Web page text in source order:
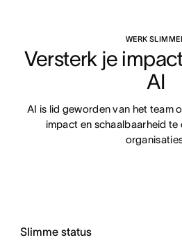
WERK
Versterk je
AI
AI is lid geworden van het team
impact en schaalbaarheid
Slimme status